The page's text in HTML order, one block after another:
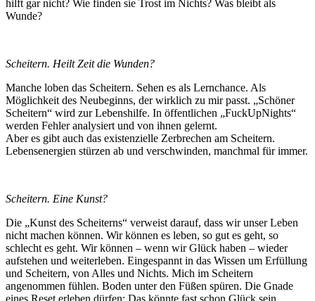
hilft gar nicht? Wie finden sie Trost im Nichts? Was bleibt als
Wunde?
Scheitern. Heilt Zeit die Wunden?
Manche loben das Scheitern. Sehen es als Lernchance. Als
Möglichkeit des Neubeginns, der wirklich zu mir passt. „Schöner
Scheitern“ wird zur Lebenshilfe. In öffentlichen „FuckUpNights“
werden Fehler analysiert und von ihnen gelernt.
Aber es gibt auch das existenzielle Zerbrechen am Scheitern.
Lebensenergien stürzen ab und verschwinden, manchmal für immer.
Scheitern. Eine Kunst?
Die „Kunst des Scheiterns“ verweist darauf, dass wir unser Leben
nicht machen können. Wir können es leben, so gut es geht, so
schlecht es geht. Wir können – wenn wir Glück haben – wieder
aufstehen und weiterleben. Eingespannt in das Wissen um Erfüllung
und Scheitern, von Alles und Nichts. Mich im Scheitern
angenommen fühlen. Boden unter den Füßen spüren. Die Gnade
eines Reset erleben dürfen: Das könnte fast schon Glück sein.